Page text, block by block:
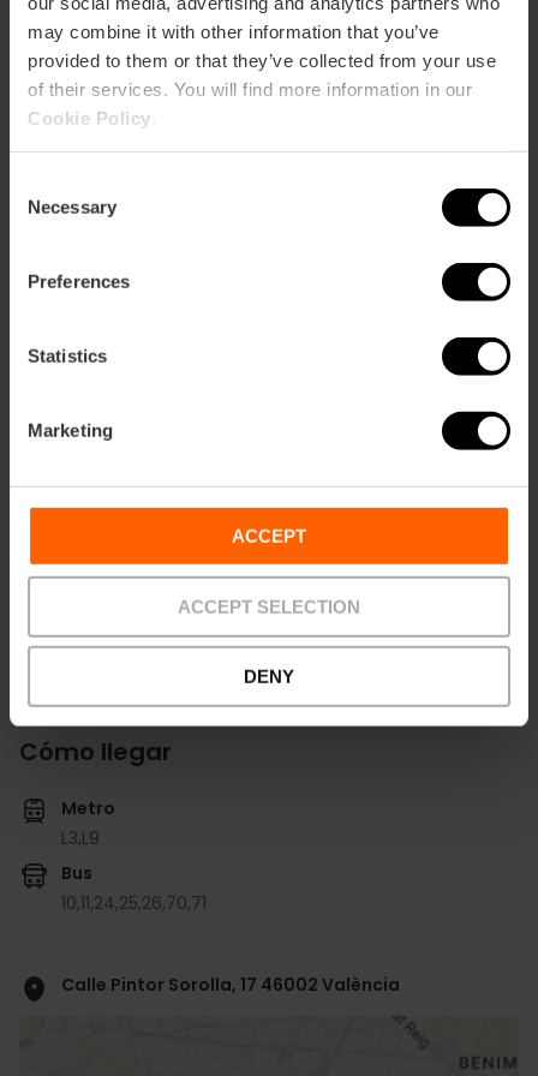
may combine it with other information that you’ve
provided to them or that they’ve collected from your use
of their services. You will find more information in our
Cookie Policy
Selection
Necessary
Preferences
Statistics
Marketing
ACCEPT
ACCEPT SELECTION
DENY
LUA Bar & Restaurant
m2:
Audit:
School:
Banquet:70
Audit:
Cocktail:100
m2:
School:
Banquet:
Cómo llegar
Metro
L3,L9
Bus
10,11,24,25,26,70,71
Calle Pintor Sorolla, 17 46002 València